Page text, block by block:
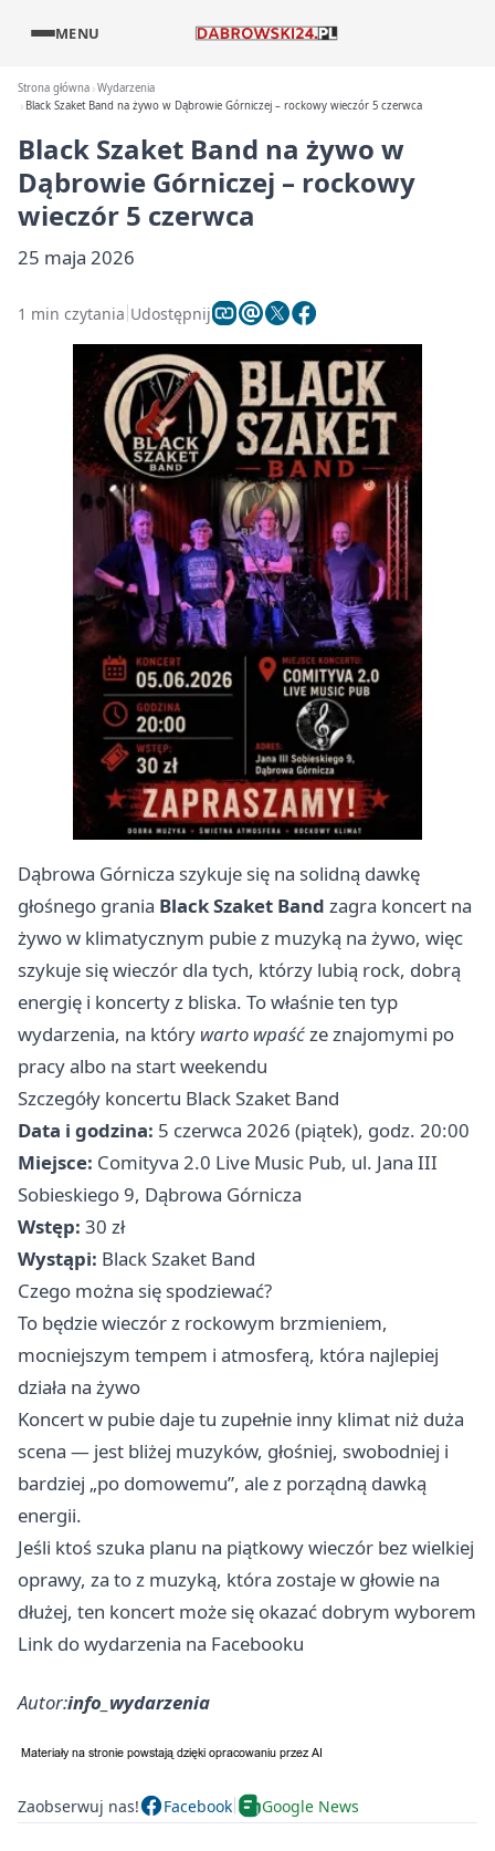
MENU
Strona główna Wydarzenia
Black Szaket Band na żywo w Dąbrowie Górniczej – rockowy wieczór 5 czerwca
Black Szaket Band na żywo w
Dąbrowie Górniczej – rockowy
wieczór 5 czerwca
25 maja 2026
1 min czytania Udostępnij
Dąbrowa Górnicza szykuje się na solidną dawkę
głośnego grania Black Szaket Band zagra koncert na
żywo w klimatycznym pubie z muzyką na żywo, więc
szykuje się wieczór dla tych, którzy lubią rock, dobrą
energię i koncerty z bliska. To właśnie ten typ
wydarzenia, na który warto wpaśćze znajomymi po
pracy albo na start weekendu
Szczegóły koncertu Black Szaket Band
Data i godzina: 5 czerwca 2026 (piątek), godz. 20:00
Miejsce: Comityva 2.0 Live Music Pub, ul. Jana III
Sobieskiego 9, Dąbrowa Górnicza
Wstęp: 30 zł
Wystąpi: Black Szaket Band
Czego można się spodziewać?
To będzie wieczór z rockowym brzmieniem,
mocniejszym tempem i atmosferą, która najlepiej
działa na żywo
Koncert w pubie daje tu zupełnie inny klimat niż duża
scena — jest bliżej muzyków, głośniej, swobodniej i
bardziej „po domowemu”, ale z porządną dawką
energii.
Jeśli ktoś szuka planu na piątkowy wieczór bez wielkiej
oprawy, za to z muzyką, która zostaje w głowie na
dłużej, ten koncert może się okazać dobrym wyborem
Link do wydarzenia na Facebooku
Autor:info_wydarzenia
Zaobserwuj nas! Facebook Google News